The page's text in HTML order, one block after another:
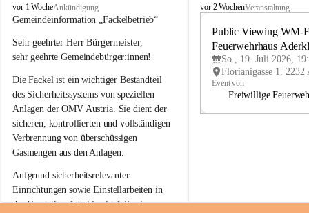
A
d
r
k
a
a
vor 1 WocheAnkündigung
Gemeindeinformation „Fackelbetrieb“
Sehr geehrter Herr Bürgermeister,
sehr geehrte Gemeindebürger:innen!
Die Fackel ist ein wichtiger Bestandteil
des Sicherheitssystems von speziellen
Anlagen der OMV Austria. Sie dient der
sicheren, kontrollierten und vollständigen
Verbrennung von überschüssigen
Gasmengen aus den Anlagen.
Aufgrund sicherheitsrelevanter
Einrichtungen sowie Einstellarbeiten in
der Gasstation Aderklaa ist fallweise
A
vor 2 WochenVeranstaltung
Public Viewing WM-
Feuerwehrhaus
So., 19. Juli 2026,
Event von
Freiwillige